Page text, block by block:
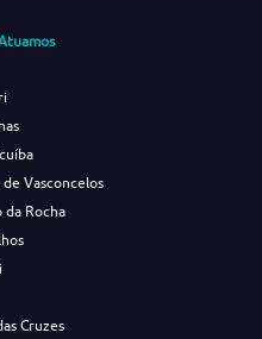
de Vasconcelos
da Rocha
Cruzes